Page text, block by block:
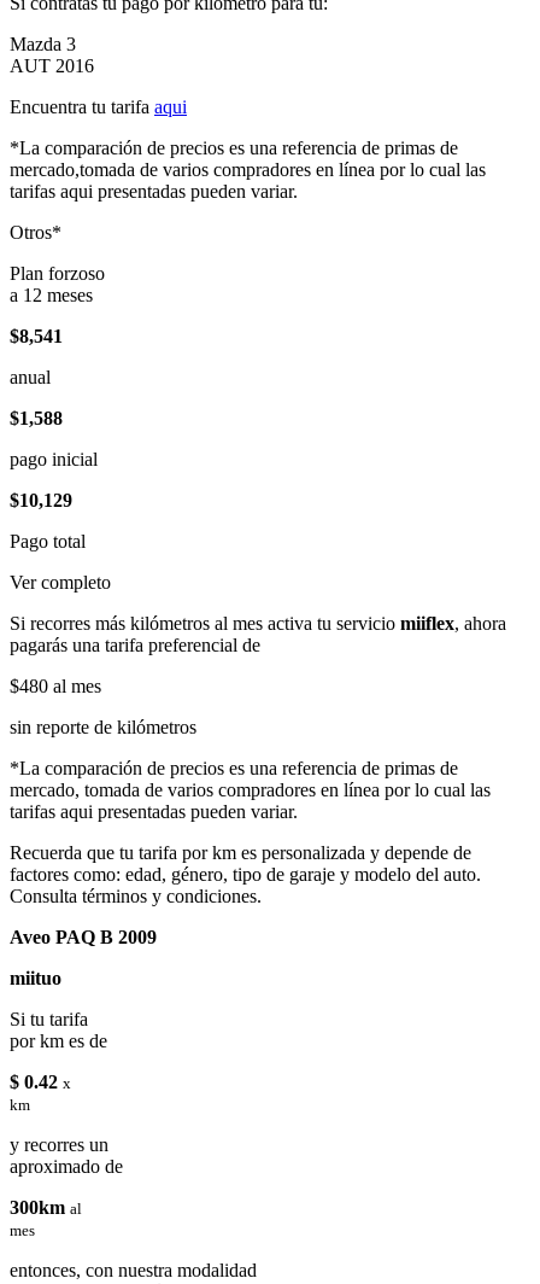
Mazda 3
AUT 2016
Encuentra tu tarifa aqui
*La comparación de precios es una referencia de primas de
mercado,tomada de varios compradores en línea por lo cual las
tarifas aqui presentadas pueden variar.
Otros*
Plan forzoso
a 12 meses
$8,541
anual
$1,588
pago inicial
$10,129
Pago total
Ver completo
Si recorres más kilómetros al mes activa tu servicio miiflex, ahora
pagarás una tarifa preferencial de
$480 al mes
sin reporte de kilómetros
*La comparación de precios es una referencia de primas de
mercado, tomada de varios compradores en línea por lo cual las
tarifas aqui presentadas pueden variar.
Recuerda que tu tarifa por km es personalizada y depende de
factores como: edad, género, tipo de garaje y modelo del auto.
Consulta términos y condiciones.
Aveo PAQ B 2009
miituo
Si tu tarifa
por km es de
$ 0.42 x
km
y recorres un
aproximado de
300km al
mes
entonces, con nuestra modalidad